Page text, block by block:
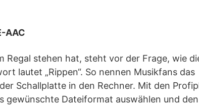
AAC
Regal stehen hat, steht vor der Frage, wie
lautet „Rippen“. So nennen Musikfans das
Schallplatte in den Rechner. Mit den
gewünschte Dateiformat auswählen und den